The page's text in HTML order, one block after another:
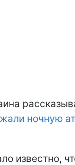
ночную
известно,